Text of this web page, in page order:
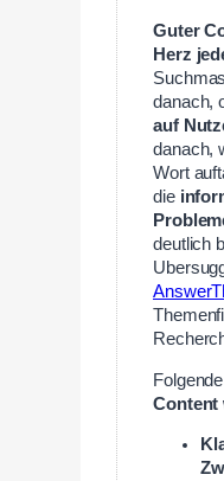
Guter
Herz
danach,
auf
danach,
Wort
die
deutlich
Content